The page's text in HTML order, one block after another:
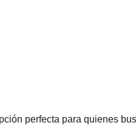
perfecta para quienes